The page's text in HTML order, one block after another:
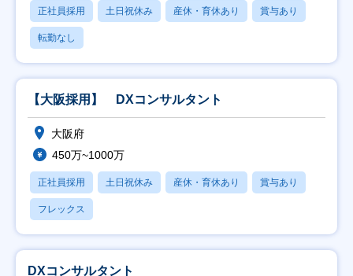
正社員採用 土日祝休み 産休・育休あり 賞与あり
転勤なし
【大阪採用】 DXコンサルタント
大阪府
450万~1000万
正社員採用 土日祝休み 産休・育休あり 賞与あり
フレックス
DXコンサルタント